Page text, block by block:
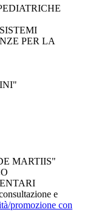
PER LA
MARTIIS"
e
promozione con